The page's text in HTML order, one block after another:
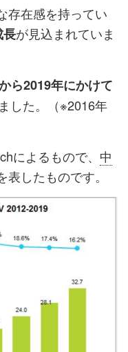
存在感を持ってい
長が見込まれていま
ら2019年にかけて
した。（※2016年
によるもので、 中
したものです。